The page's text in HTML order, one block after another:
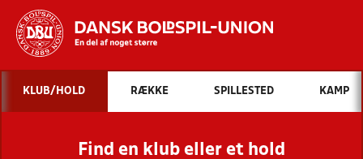
Hvad vil du søge efter?
INDHOLD OG NYHEDER
STILLINGER, RESULTATER, KLUBBER OG
KLUB/HOLD RÆKKE SPILLESTED KAMP
Find en klub eller et hold